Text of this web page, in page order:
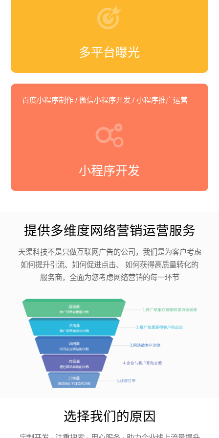
多平台曝光
百度小程序制作 / 微信小程序开发 / 小程序推广运营
小程序开发
提供多维度网络营销运营服务
天渠科技不是只做互联网广告的公司，我们是为客户考虑
如何提升引流、如何促进点击、 如何获得高质量转化的
服务商，全面为您考虑网络营销的每一环节
选择我们的原因